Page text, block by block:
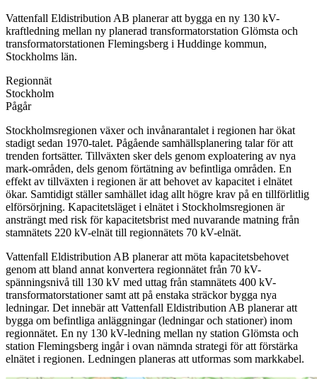
Vattenfall Eldistribution AB planerar att bygga en ny 130 kV-
kraftledning mellan ny planerad transformatorstation Glömsta och
transformatorstationen Flemingsberg i Huddinge kommun,
Stockholms län.
Regionnät
Stockholm
Pågår
Stockholmsregionen växer och invånarantalet i regionen har ökat
stadigt sedan 1970-talet. Pågående samhällsplanering talar för att
trenden fortsätter. Tillväxten sker dels genom exploatering av nya
mark-områden, dels genom förtätning av befintliga områden. En
effekt av tillväxten i regionen är att behovet av kapacitet i elnätet
ökar. Samtidigt ställer samhället idag allt högre krav på en tillförlitlig
elförsörjning. Kapacitetsläget i elnätet i Stockholmsregionen är
ansträngt med risk för kapacitetsbrist med nuvarande matning från
stamnätets 220 kV-elnät till regionnätets 70 kV-elnät.
Vattenfall Eldistribution AB planerar att möta kapacitetsbehovet
genom att bland annat konvertera regionnätet från 70 kV-
spänningsnivå till 130 kV med uttag från stamnätets 400 kV-
transformatorstationer samt att på enstaka sträckor bygga nya
ledningar. Det innebär att Vattenfall Eldistribution AB planerar att
bygga om befintliga anläggningar (ledningar och stationer) inom
regionnätet. En ny 130 kV-ledning mellan ny station Glömsta och
station Flemingsberg ingår i ovan nämnda strategi för att förstärka
elnätet i regionen. Ledningen planeras att utformas som markkabel.